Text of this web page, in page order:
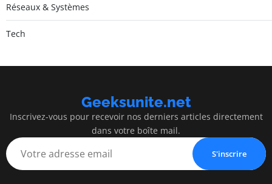
Réseaux & Systèmes
Tech
Geeksunite.net
Inscrivez-vous pour recevoir nos derniers articles directement
dans votre boîte mail.
S'inscrire